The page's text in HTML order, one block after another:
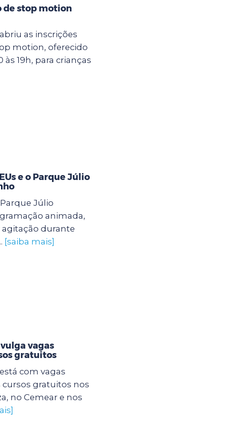
de stop motion
as inscrições
motion, oferecido
às 19h, para crianças
e o Parque Júlio
Júlio
animada,
durante
[saiba mais]
vagas
gratuitos
com vagas
gratuitos nos
no Cemear e nos